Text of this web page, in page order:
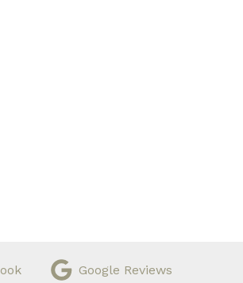
Google Reviews